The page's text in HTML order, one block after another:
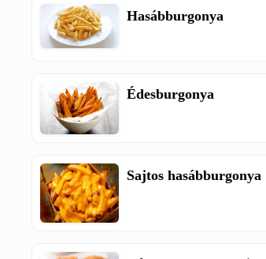
Hasábburgonya
Édesburgonya
Sajtos hasábburgonya